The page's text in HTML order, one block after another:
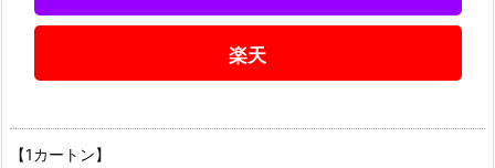
楽天
【1カートン】